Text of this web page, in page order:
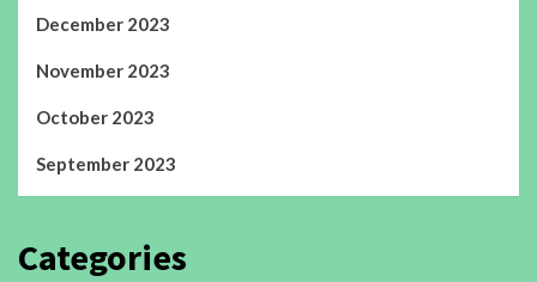
December 2023
November 2023
October 2023
September 2023
Categories